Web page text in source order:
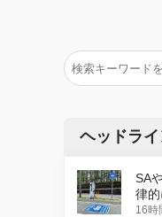
ヘッドラ
SA
律
16時